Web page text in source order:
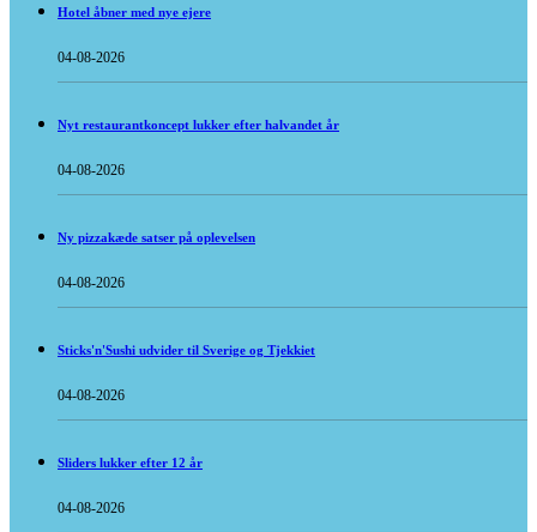
Hotel åbner med nye ejere
04-08-2026
Nyt restaurantkoncept lukker efter halvandet år
04-08-2026
Ny pizzakæde satser på oplevelsen
04-08-2026
Sticks'n'Sushi udvider til Sverige og Tjekkiet
04-08-2026
Sliders lukker efter 12 år
04-08-2026